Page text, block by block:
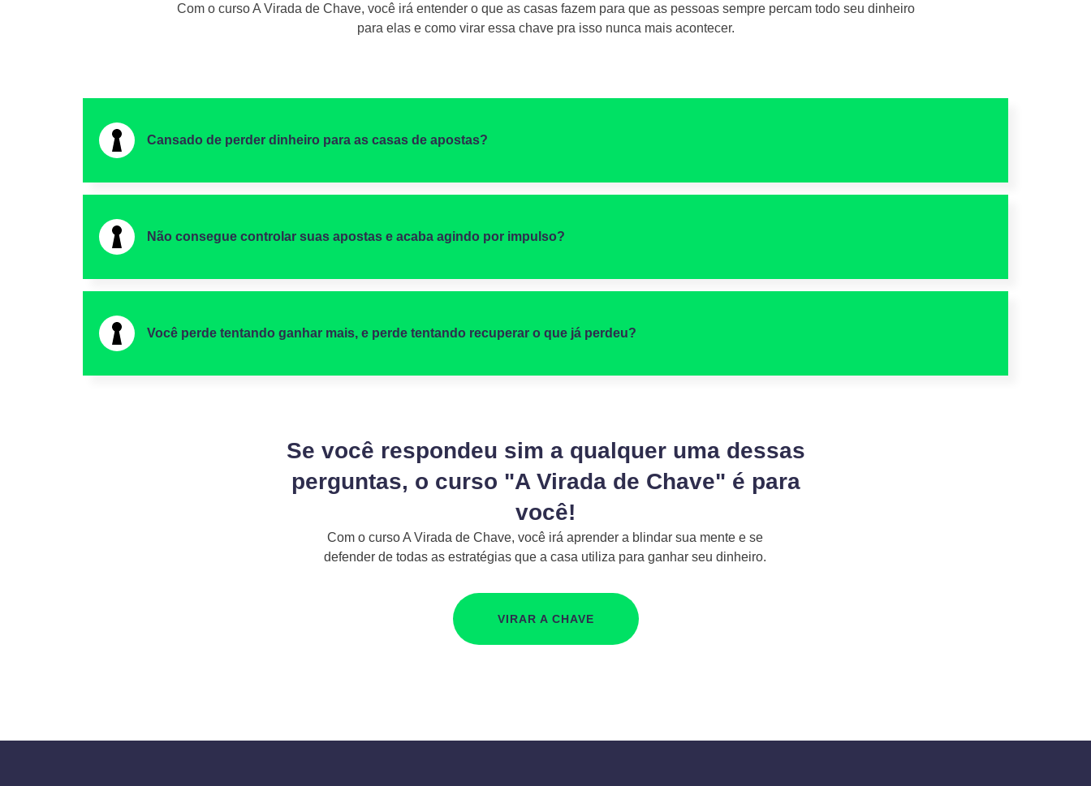
Com o curso A Virada de Chave, você irá entender o que as casas fazem para que as pessoas sempre percam todo seu dinheiro
para elas e como virar essa chave pra isso nunca mais acontecer.
Cansado de perder dinheiro para as casas de apostas?
Não consegue controlar suas apostas e acaba agindo por impulso?
Você perde tentando ganhar mais, e perde tentando recuperar o que já perdeu?
Se você respondeu sim a qualquer uma dessas
perguntas, o curso "A Virada de Chave" é para
você!
Com o curso A Virada de Chave, você irá aprender a blindar sua mente e se
defender de todas as estratégias que a casa utiliza para ganhar seu dinheiro.
VIRAR A CHAVE